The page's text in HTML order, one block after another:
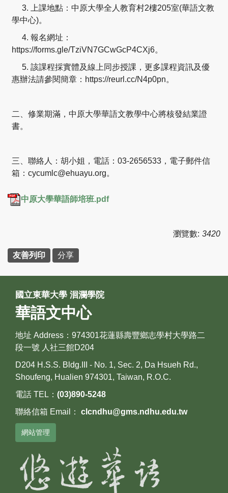
3. 上課地點：中原大學全人教育村2樓205室(華語文教
學中心)。
4. 報名網址：
https://forms.gle/TziVN7GCwGcP4CXj6。
5. 該課程採實體及線上同步授課，更多課程資訊及優
惠辦法請參閱簡章：https://reurl.cc/N4p0pn。
二、修業期滿，中原大學華語文教學中心將核發結業證
書。
三、聯絡人：胡小姐，電話：03-2656533，電子郵件信
箱：cycumlc@ehuayu.org。
中原大學華語師培班.pdf
瀏覽數: 3420
友善列印 分享
國立東華大學 洄瀾學院
華語文中心
地址 Address：974301花蓮縣壽豐鄉志學村大學路二
段一號 人社三館D204
D204 H.S.S. Bldg.III - No. 1, Sec. 2, Da Hsueh Rd.,
Shoufeng, Hualien 974301, Taiwan, R.O.C.
電話 TEL： (03)890-5248
聯絡信箱 Email： clcndhu@gms.ndhu.edu.tw
網站管理